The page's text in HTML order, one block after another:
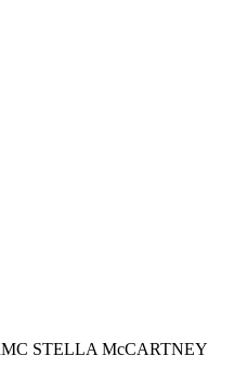
STELLA McCARTNEY